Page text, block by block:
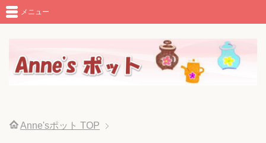
メニュー
Anne'sポット TOP